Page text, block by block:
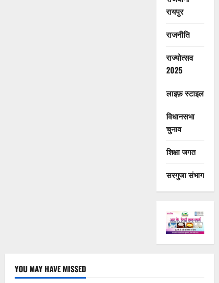
रायपुर
राजनीति
राज्योत्सव
2025
लाइफ़ स्टाइल
विधानसभा
चुनाव
शिक्षा जगत
सरगुजा संभाग
YOU MAY HAVE MISSED